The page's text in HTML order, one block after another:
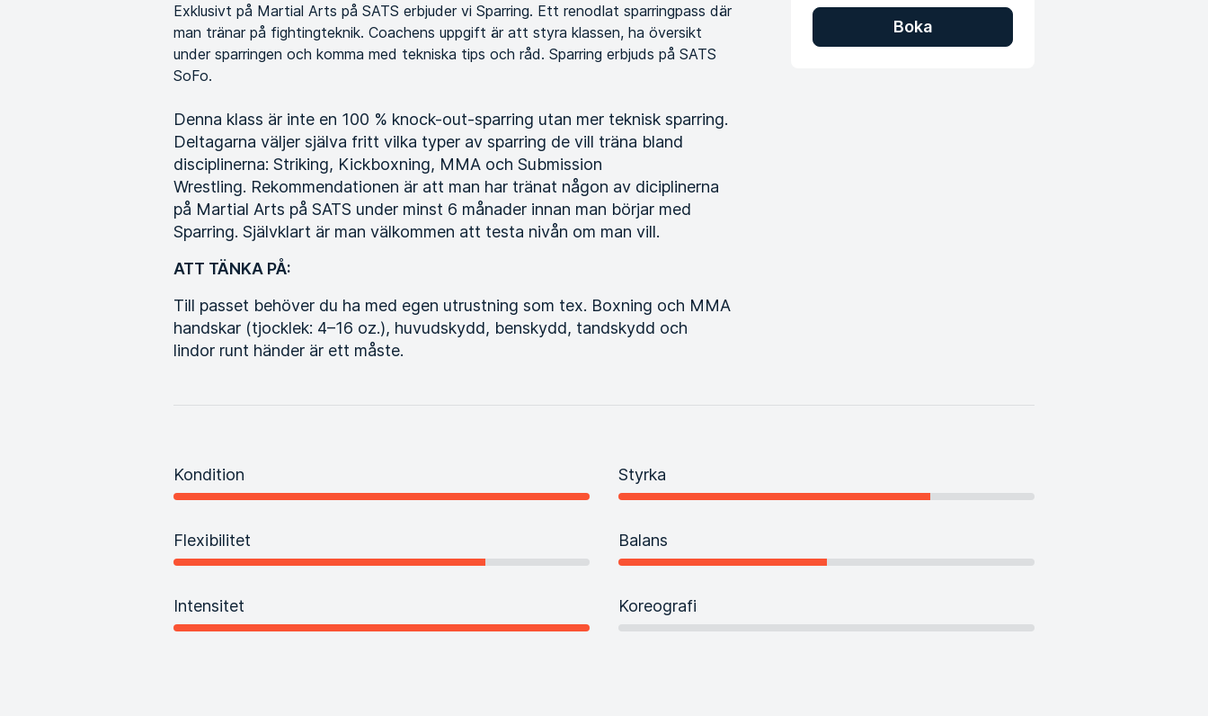
Boka
Exklusivt på Martial Arts på SATS erbjuder vi Sparring. Ett renodlat sparringpass där
man tränar på fightingteknik. Coachens uppgift är att styra klassen, ha översikt
under sparringen och komma med tekniska tips och råd. Sparring erbjuds på SATS
SoFo.
Denna klass är inte en 100 % knock-out-sparring utan mer teknisk sparring.
Deltagarna väljer själva fritt vilka typer av sparring de vill träna bland
disciplinerna: Striking, Kickboxning, MMA och Submission
Wrestling. Rekommendationen är att man har tränat någon av diciplinerna
på Martial Arts på SATS under minst 6 månader innan man börjar med
Sparring. Självklart är man välkommen att testa nivån om man vill.
ATT TÄNKA PÅ:
Till passet behöver du ha med egen utrustning som tex. Boxning och MMA
handskar (tjocklek: 4–16 oz.), huvudskydd, benskydd, tandskydd och
lindor runt händer är ett måste.
Kondition Styrka
Flexibilitet Balans
Intensitet Koreografi